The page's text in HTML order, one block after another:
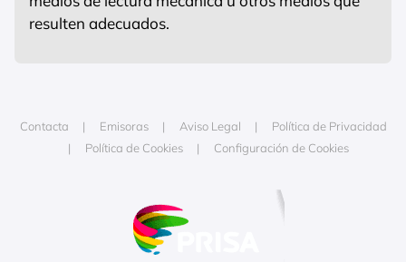
resulten adecuados.
Contacta Emisoras Aviso Legal
Política de Privacidad
Política de Cookies
Configuración de Cookies